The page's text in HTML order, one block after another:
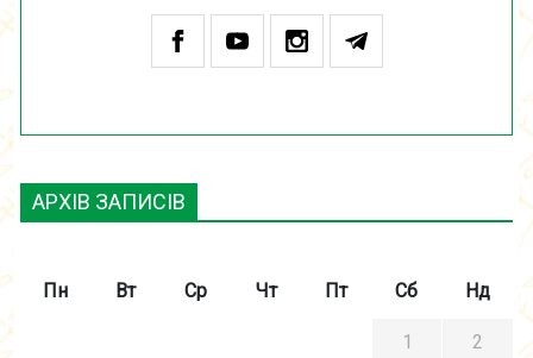
АРХІВ ЗАПИСІВ
Пн Вт Ср Чт Пт Сб Нд
1 2